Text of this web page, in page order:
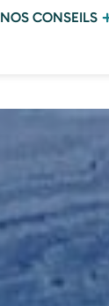
NOS CONSEILS